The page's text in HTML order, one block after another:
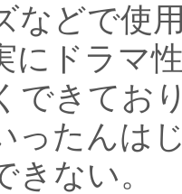
などで使
にドラマ
できてお
ったんは
ない。